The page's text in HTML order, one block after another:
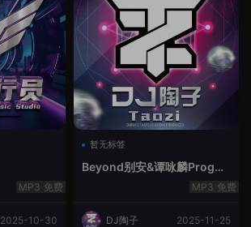
免费
2025-10-30
暂无标签
Beyond别安&谭咏麟ProgHo
免费
DJ陶子 2025-11-25